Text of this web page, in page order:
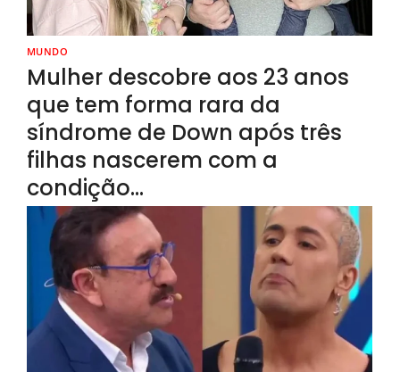
MUNDO
Mulher descobre aos 23 anos
que tem forma rara da
síndrome de Down após três
filhas nascerem com a
condição…